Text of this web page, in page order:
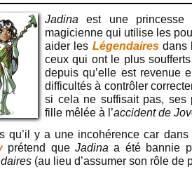
Jadina est une princesse
magicienne qui utilise les
aider les Légendaires dans
ceux qui ont le plus soufferts
depuis qu’elle est revenue
difficultés à contrôler
si cela ne suffisait pas, ses
fille mêlée à l’accident de
qu’il y a une incohérence car
prétend queJadinaa été bannie
(au lieu d’assumer son rôle de